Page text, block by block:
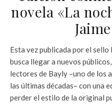
novela «La
Esta vez publicada por el
busca llegar a nuevos
lectores de Bayly –uno de los
las últimas décadas– con una
perder el estilo de la original